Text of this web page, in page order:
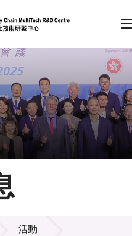
車鍵）
會員登入
A EN 繁 简
活動